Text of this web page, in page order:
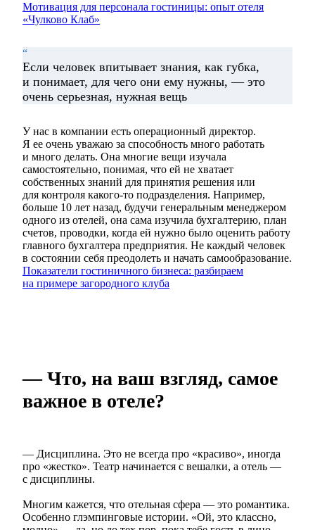
Мотивация для персонала гостиницы: опыт отеля
«Чулково Клаб»
“
Если человек впитывает знания, как губка,
и понимает, для чего они ему нужны, — это
очень серьезная, нужная вещь
У нас в компании есть операционный директор.
Я ее очень уважаю за способность много работать
и много делать. Она многие вещи изучала
самостоятельно, понимая, что ей не хватает
собственных знаний для принятия решения или
для контроля какого-то подразделения. Например,
больше 10 лет назад, будучи генеральным менеджером
одного из отелей, она сама изучила бухгалтерию, план
счетов, проводки, когда ей нужно было оценить работу
главного бухгалтера предприятия. Не каждый человек
в состоянии себя преодолеть и начать самообразование.
Показатели гостиничного бизнеса: разбираем
на примере загородного клуба
— Что, на ваш взгляд, самое
важное в отеле?
— Дисциплина. Это не всегда про «красиво», иногда
про «жестко». Театр начинается с вешалки, а отель —
с дисциплины.
Многим кажется, что отельная сфера — это романтика.
Особенно глэмпинговые истории. «Ой, это классно,